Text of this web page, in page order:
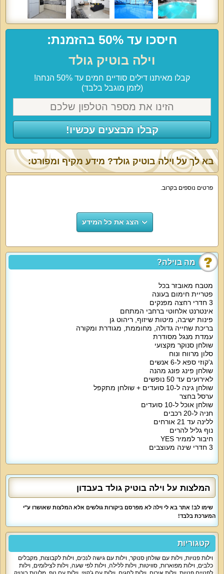
חיסכו עד 50% בהזמנת:
וילה בוטיק גולד
קבלו מאיתנו דילים סודיים חמים עד 50% הנחה!
(לזמן מוגבל בלבד)
קבלו מבצעים עכשיו!
מה בוילה?
מטבח מאובזר בכל
פטריית חימום בעונה
3 חדרי רחצה מפנקים
אינטרנט אלחוטי ברחבי המתחם
פינות ישיבה, מיטות שיזוף, ריהוט גן
בריכת שחייה גדולה, מחוממת, מגודרת ומקורה
עמדת מנגל מסודרת
שולחן סנוקר מקצועי
סלון מרווח ונוח
ג'קוזי ספא ל-6 אנשים
שולחן פינג פונג מהנה
לאירועים עד 50 נופשים
שולחן גינה ל-10 סועדים + שולחן מתקפל
ערסל בחצר
שולחן אוכל ל-10 סועדים
חניה ל-20 רכבים
ללינה עד 21 אורחים
נוף גליל להרים
חיבור לממיר YES
3 חדרי שינה מעוצבים
בא לך על וילה בוטיק גולד? מידע מקיף ומפורט:
פרטים נוספים בקרוב.
הצג את כל המידע
המלצות על וילה בוטיק גולד בעבדון
שימו לב! אתר בא לי וילה לא מפרסם ביקורות גולשים אלא המלצות שאושרו ע"י
המערכת בלבד!
קטגוריות
וילות פנויות, וילות עם שולחן סנוקר, וילות עם גישה לנכים, וילות לקבוצות, מקבלים
כלבים, וילות מפוארות, סוויטות, וילות ללילה, וילות לפי שעה, וילות לצילומים, וילות